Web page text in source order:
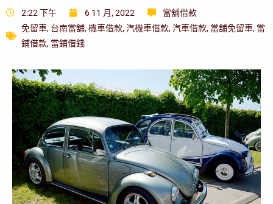
2:22 下午 6 11 月, 2022
當舖借款
免留車, 台南當舖,機車借款,汽機車借款,汽車借款, 當舖免留車, 當
鋪借款, 當鋪借錢